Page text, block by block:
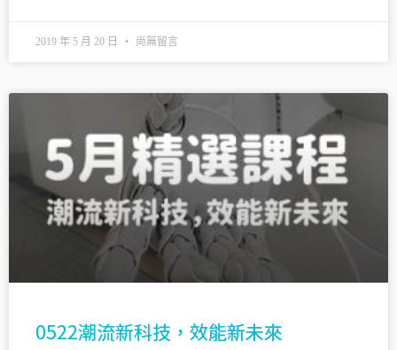
2019 年 5 月 20 日 尚無留言
0522潮流新科技，效能新未來